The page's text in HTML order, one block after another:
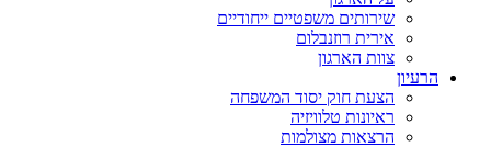
שירותים משפטיים ייחודיים
אירית רוזנבלום
צוות הארגון
הרעיון
הצעת חוק יסוד המשפחה
ראיונות טלוויזיה
הרצאות מצולמות